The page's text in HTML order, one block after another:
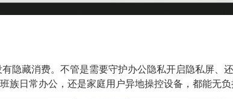
隐藏消费。不管是需要守护办公隐私开启隐私屏
日常办公，还是家庭用户异地操控设备，都能无负